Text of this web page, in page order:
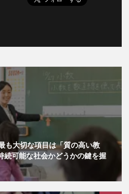
も大切な項目は「質の高い教
可能な社会かどうかの鍵を握